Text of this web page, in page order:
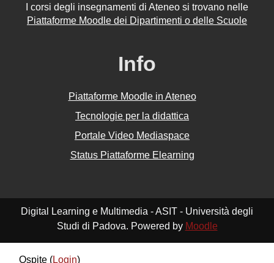
I corsi degli insegnamenti di Ateneo si trovano nelle
Piattaforme Moodle dei Dipartimenti o delle Scuole
Info
Piattaforme Moodle in Ateneo
Tecnologie per la didattica
Portale Video Mediaspace
Status Piattaforme Elearning
Digital Learning e Multimedia - ASIT - Università degli
Studi di Padova. Powered by Moodle
Ospite (Login)